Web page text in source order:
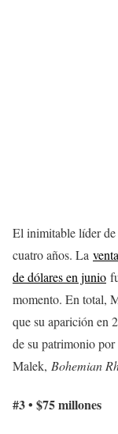
El inimitable líder de
cuatro años. La
de dólares en junio
momento. En total,
que su aparición en
de su patrimonio
Malek, Bohemian
#3 • $75 millones